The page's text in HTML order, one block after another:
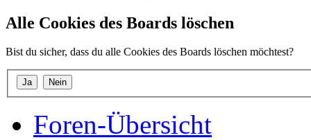
Alle Cookies des Boards löschen
Bist du sicher, dass du alle Cookies des Boards löschen möchtest?
Foren-Übersicht